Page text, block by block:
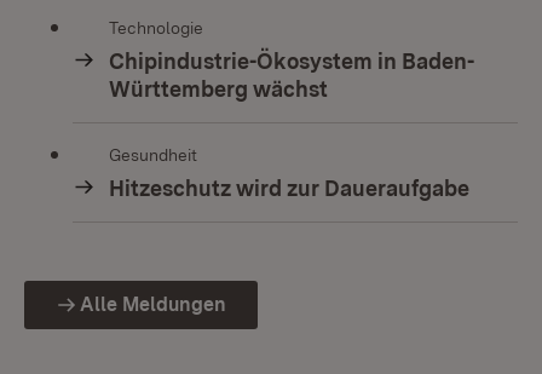
Technologie
Chipindustrie-Ökosystem in Baden-
Württemberg wächst
Gesundheit
Hitzeschutz wird zur Daueraufgabe
Alle Meldungen